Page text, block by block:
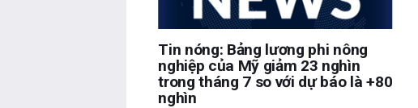
Tin nóng: Bảng lương phi nông
nghiệp của Mỹ giảm 23 nghìn
trong tháng 7 so với dự báo là +80
nghìn